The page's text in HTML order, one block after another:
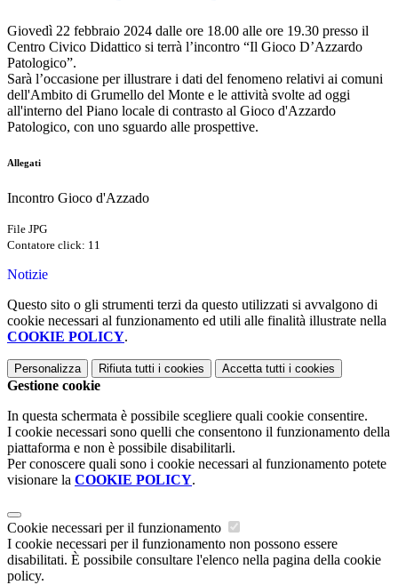
Giovedì 22 febbraio 2024 dalle ore 18.00 alle ore 19.30 presso il
Centro Civico Didattico si terrà l’incontro “Il Gioco D’Azzardo
Patologico”.
Sarà l’occasione per illustrare i dati del fenomeno relativi ai comuni
dell'Ambito di Grumello del Monte e le attività svolte ad oggi
all'interno del Piano locale di contrasto al Gioco d'Azzardo
Patologico, con uno sguardo alle prospettive.
Allegati
Incontro Gioco d'Azzado
File JPG
Contatore click: 11
Notizie
Questo sito o gli strumenti terzi da questo utilizzati si avvalgono di
cookie necessari al funzionamento ed utili alle finalità illustrate nella
COOKIE POLICY.
Personalizza Rifiuta tutti i cookies Accetta tutti i cookies
Gestione cookie
In questa schermata è possibile scegliere quali cookie consentire.
I cookie necessari sono quelli che consentono il funzionamento della
piattaforma e non è possibile disabilitarli.
Per conoscere quali sono i cookie necessari al funzionamento potete
visionare la COOKIE POLICY.
Cookie necessari per il funzionamento
I cookie necessari per il funzionamento non possono essere
disabilitati. È possibile consultare l'elenco nella pagina della cookie
policy.